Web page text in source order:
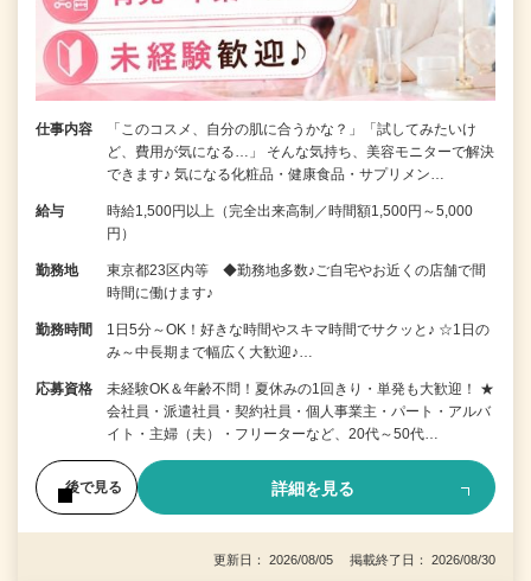
仕事内容
「このコスメ、自分の肌に合うかな？」「試してみたいけ
ど、費用が気になる…」 そんな気持ち、美容モニターで解決
できます♪ 気になる化粧品・健康食品・サプリメン…
給与
時給1,500円以上（完全出来高制／時間額1,500円～5,000
円）
勤務地
東京都23区内等 ◆勤務地多数♪ご自宅やお近くの店舗で間
時間に働けます♪
勤務時間
1日5分～OK！好きな時間やスキマ時間でサクッと♪ ☆1日の
み～中長期まで幅広く大歓迎♪…
応募資格
未経験OK＆年齢不問！夏休みの1回きり・単発も大歓迎！ ★
会社員・派遣社員・契約社員・個人事業主・パート・アルバ
イト・主婦（夫）・フリーターなど、20代～50代…
後で見る 詳細を見る
更新日： 2026/08/05 掲載終了日： 2026/08/30